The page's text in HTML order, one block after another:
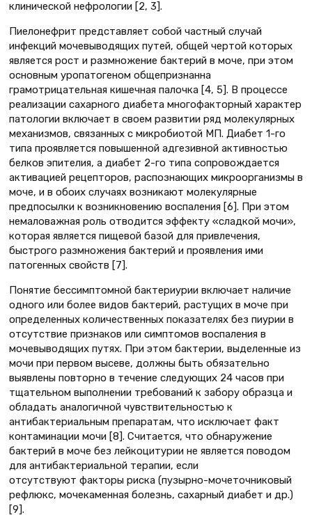
клинической нефрологии [2, 3].
Пиелонефрит представляет собой частный случай
инфекций мочевыводящих путей, общей чертой которых
является рост и размножение бактерий в моче, при этом
основным уропатогеном общепризнанна
грамотрицательная кишечная палочка [4, 5]. В процессе
реализации сахарного диабета многофакторный характер
патологии включает в своем развитии ряд молекулярных
механизмов, связанных с микробиотой МП. Диабет 1-го
типа проявляется повышенной адгезивной активностью
белков эпителия, а диабет 2-го типа сопровождается
активацией рецепторов, распознающих микроорганизмы в
моче, и в обоих случаях возникают молекулярные
предпосылки к возникновению воспаления [6]. При этом
немаловажная роль отводится эффекту «сладкой мочи»,
которая является пищевой базой для привлечения,
быстрого размножения бактерий и проявления ими
патогенных свойств [7].
Понятие бессимптомной бактериурии включает наличие
одного или более видов бактерий, растущих в моче при
определенных количественных показателях без пиурии в
отсутствие признаков или симптомов воспаления в
мочевыводящих путях. При этом бактерии, выделенные из
мочи при первом высеве, должны быть обязательно
выявлены повторно в течение следующих 24 часов при
тщательном выполнении требований к забору образца и
обладать аналогичной чувствительностью к
антибактериальным препаратам, что исключает факт
контаминации мочи [8]. Считается, что обнаружение
бактерий в моче без лейкоцитурии не является поводом
для антибактериальной терапии, если
отсутствуют факторы риска (пузырно-мочеточниковый
рефлюкс, мочекаменная болезнь, сахарный диабет и др.)
[9].